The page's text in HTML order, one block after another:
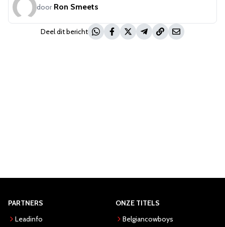
door Ron Smeets
Deel dit bericht
PARTNERS
Leadinfo
ONZE TITELS
Belgiancowboys